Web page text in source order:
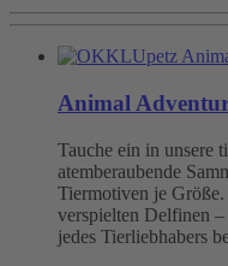
Animal
Tauche ein in unsere
atemberaubende
Tiermotiven je
verspielten Delfinen
jedes Tierliebhabers